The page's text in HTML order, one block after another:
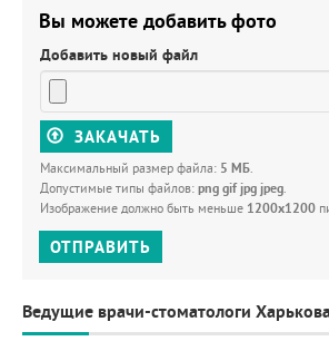
Вы можете добавить фото
Добавить новый файл
ЗАКАЧАТЬ
Максимальный размер файла: 5 МБ.
Допустимые типы файлов: png gif jpg jpeg.
Изображение должно быть меньше 1200x1200
ОТПРАВИТЬ
Ведущие врачи-стоматологи